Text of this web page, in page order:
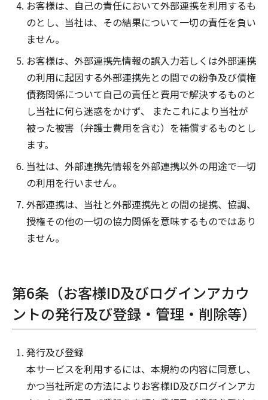
お客様は、自己の責任において外部連携を利用するも
のとし、当社は、その結果について一切の責任を負い
ません。
お客様は、外部連携先情報の誤入力若しくは外部連携
の利用に起因する外部連携先との間での紛争及び債権
債務関係について自己の責任と費用で解決するものと
し当社に何ら迷惑をかけず、 またこれにより当社が
被った被害（弁護士費用を含む）を補償するものとし
ます。
当社は、外部連携先情報を外部連携以外の用途で一切
の利用を行いません。
外部連携は、当社と外部連携先との間の提携、協調、
授権その他の一切の協力関係を意味するものではあり
ません。
第6条（お客様ID及びログインアカウ
ントの発行及び登録・管理・削除等）
発行及び登録
本サービスを利用するには、本規約の内容に同意し、
かつ当社所定の方法によりお客様ID及びログインアカ